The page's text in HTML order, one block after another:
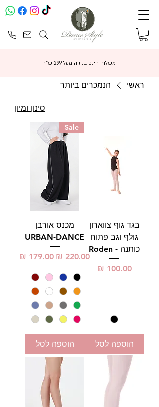
משלוח חינם בקניה מעל 299 ש"ח
ראשי הנמכרים ביותר
סינון ומיון
בגד גוף צווארון
גולף וגב פתוח
כותנה - Roden
מחיר‏100.00 ‏₪
הוספה לסל
Sale
מכנס אורבן
URBAN-DANCE
מחיר רגיל מחיר מבצע
הוספה לסל